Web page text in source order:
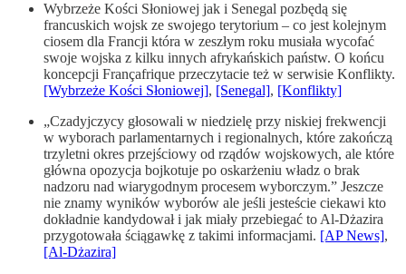
Wybrzeże Kości Słoniowej jak i Senegal pozbędą się
francuskich wojsk ze swojego terytorium – co jest kolejnym
ciosem dla Francji która w zeszłym roku musiała wycofać
swoje wojska z kilku innych afrykańskich państw. O końcu
koncepcji Françafrique przeczytacie też w serwisie Konflikty.
[Wybrzeże Kości Słoniowej], [Senegal], [Konflikty]
„Czadyjczycy głosowali w niedzielę przy niskiej frekwencji
w wyborach parlamentarnych i regionalnych, które zakończą
trzyletni okres przejściowy od rządów wojskowych, ale które
główna opozycja bojkotuje po oskarżeniu władz o brak
nadzoru nad wiarygodnym procesem wyborczym.” Jeszcze
nie znamy wyników wyborów ale jeśli jesteście ciekawi kto
dokładnie kandydował i jak miały przebiegać to Al-Dżazira
przygotowała ściągawkę z takimi informacjami. [AP News],
[Al-Dżazira]